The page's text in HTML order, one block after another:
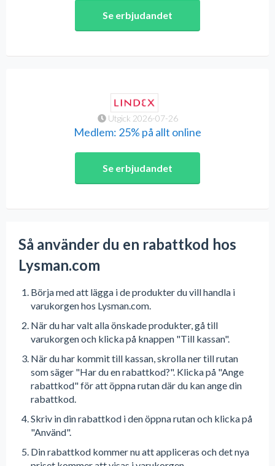
Se erbjudandet
Utgick 2026-07-26
Medlem: 25% på allt online
Se erbjudandet
Så använder du en rabattkod hos
Lysman.com
Börja med att lägga i de produkter du vill handla i
varukorgen hos Lysman.com.
När du har valt alla önskade produkter, gå till
varukorgen och klicka på knappen "Till kassan".
När du har kommit till kassan, skrolla ner till rutan
som säger "Har du en rabattkod?". Klicka på "Ange
rabattkod" för att öppna rutan där du kan ange din
rabattkod.
Skriv in din rabattkod i den öppna rutan och klicka på
"Använd".
Din rabattkod kommer nu att appliceras och det nya